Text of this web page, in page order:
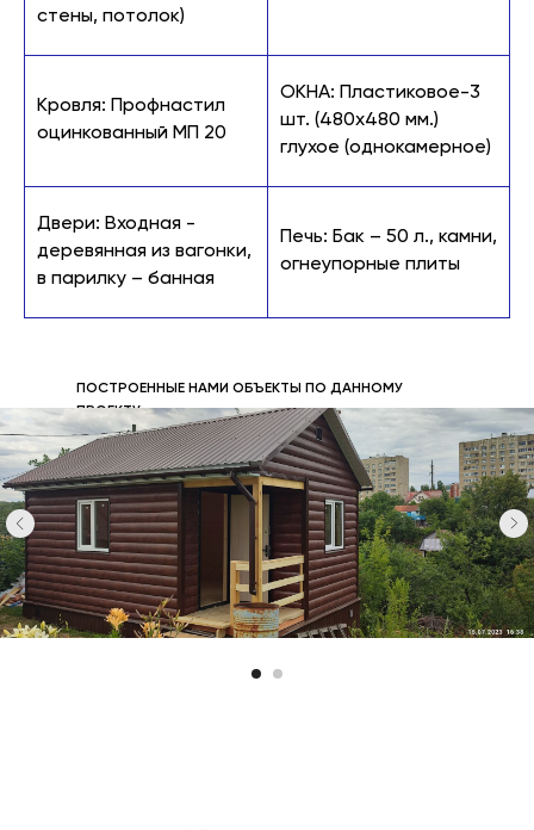
стены, потолок)
Кровля: Профнастил
оцинкованный МП 20
ОКНА: Пластиковое-3
шт. (480х480 мм.)
глухое (однокамерное)
Двери: Входная -
деревянная из вагонки,
в парилку – банная
Печь: Бак – 50 л., камни,
огнеупорные плиты
ПОСТРОЕННЫЕ НАМИ ОБЪЕКТЫ ПО ДАННОМУ
ПРОЕКТУ